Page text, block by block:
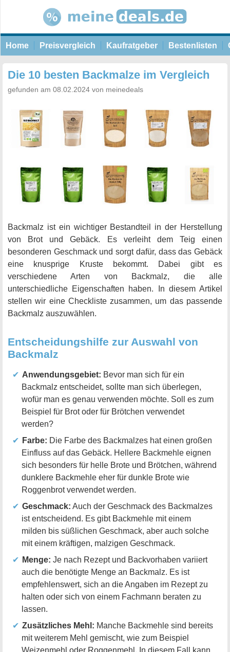
Home Preisvergleich Kaufratgeber Bestenlisten
Die 10 besten Backmalze im Vergleich
gefunden am 08.02.2024 von meinedeals
Backmalz ist ein wichtiger Bestandteil in der Herstellung
von Brot und Gebäck. Es verleiht dem Teig einen
besonderen Geschmack und sorgt dafür, dass das Gebäck
eine knusprige Kruste bekommt. Dabei gibt es
verschiedene Arten von Backmalz, die alle
unterschiedliche Eigenschaften haben. In diesem Artikel
stellen wir eine Checkliste zusammen, um das passende
Backmalz auszuwählen.
Entscheidungshilfe zur Auswahl von
Backmalz
Anwendungsgebiet: Bevor man sich für ein
Backmalz entscheidet, sollte man sich überlegen,
wofür man es genau verwenden möchte. Soll es zum
Beispiel für Brot oder für Brötchen verwendet
werden?
Farbe: Die Farbe des Backmalzes hat einen großen
Einfluss auf das Gebäck. Hellere Backmehle eignen
sich besonders für helle Brote und Brötchen, während
dunklere Backmehle eher für dunkle Brote wie
Roggenbrot verwendet werden.
Geschmack: Auch der Geschmack des Backmalzes
ist entscheidend. Es gibt Backmehle mit einem
milden bis süßlichen Geschmack, aber auch solche
mit einem kräftigen, malzigen Geschmack.
Menge: Je nach Rezept und Backvorhaben variiert
auch die benötigte Menge an Backmalz. Es ist
empfehlenswert, sich an die Angaben im Rezept zu
halten oder sich von einem Fachmann beraten zu
lassen.
Zusätzliches Mehl: Manche Backmehle sind bereits
mit weiterem Mehl gemischt, wie zum Beispiel